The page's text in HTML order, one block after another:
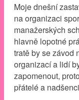
Moje dnešní
na organizaci
manažerských
hlavně lopotné
tratě by se závod
organizací a lidí
zapomenout,
přátelé a